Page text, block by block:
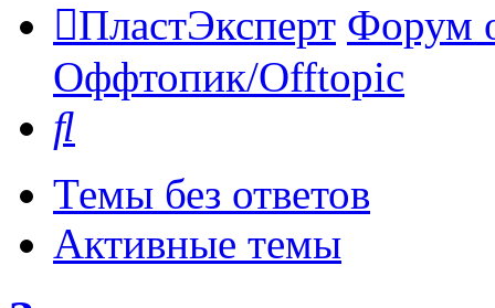
ПластЭксперт Форум
Оффтопик/Offtopic
Темы без ответов
Активные темы